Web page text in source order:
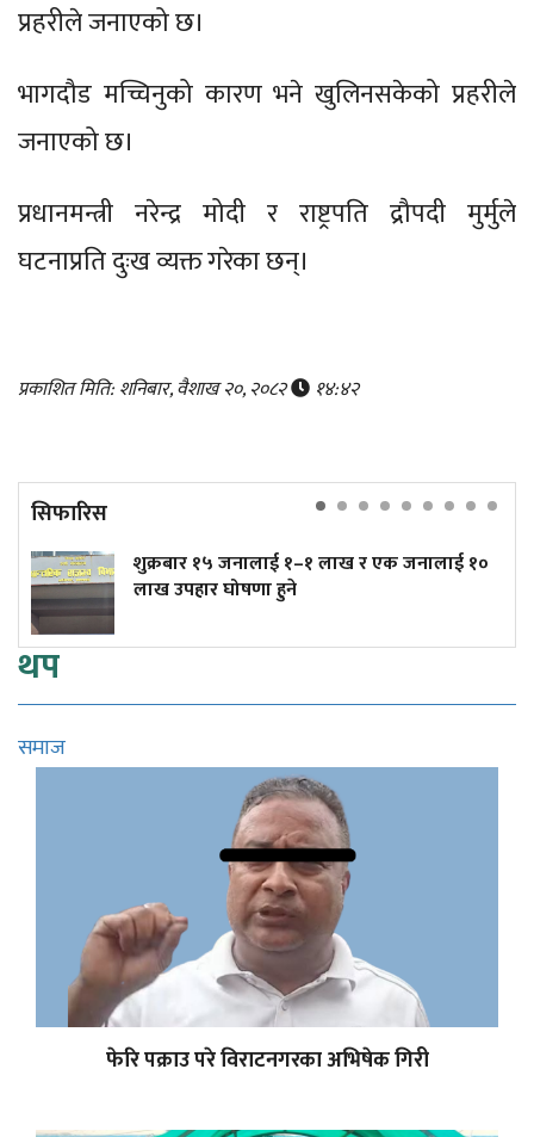
प्रहरीले जनाएको छ।
भागदौड मच्चिनुको कारण भने खुलिनसकेको प्रहरीले
जनाएको छ।
प्रधानमन्त्री नरेन्द्र मोदी र राष्ट्रपति द्रौपदी मुर्मुले
घटनाप्रति दुःख व्यक्त गरेका छन्।
प्रकाशित मिति: शनिबार, वैशाख २०, २०८२ १४:४२
सिफारिस
शुक्रबार १५ जनालाई १–१ लाख र एक जनालाई १०
लाख उपहार घोषणा हुने
थप
समाज
फेरि पक्राउ परे विराटनगरका अभिषेक गिरी